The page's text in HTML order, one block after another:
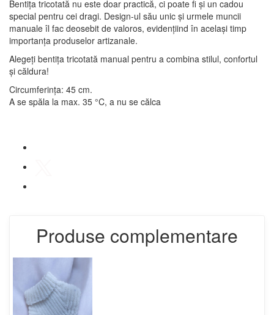
Bentița tricotată nu este doar practică, ci poate fi și un cadou
special pentru cei dragi. Design-ul său unic și urmele muncii
manuale îl fac deosebit de valoros, evidențiind în același timp
importanța produselor artizanale.
Alegeți bentița tricotată manual pentru a combina stilul, confortul
și căldura!
Circumferința: 45 cm.
A se spăla la max. 35 °C, a nu se călca
Produse complementare